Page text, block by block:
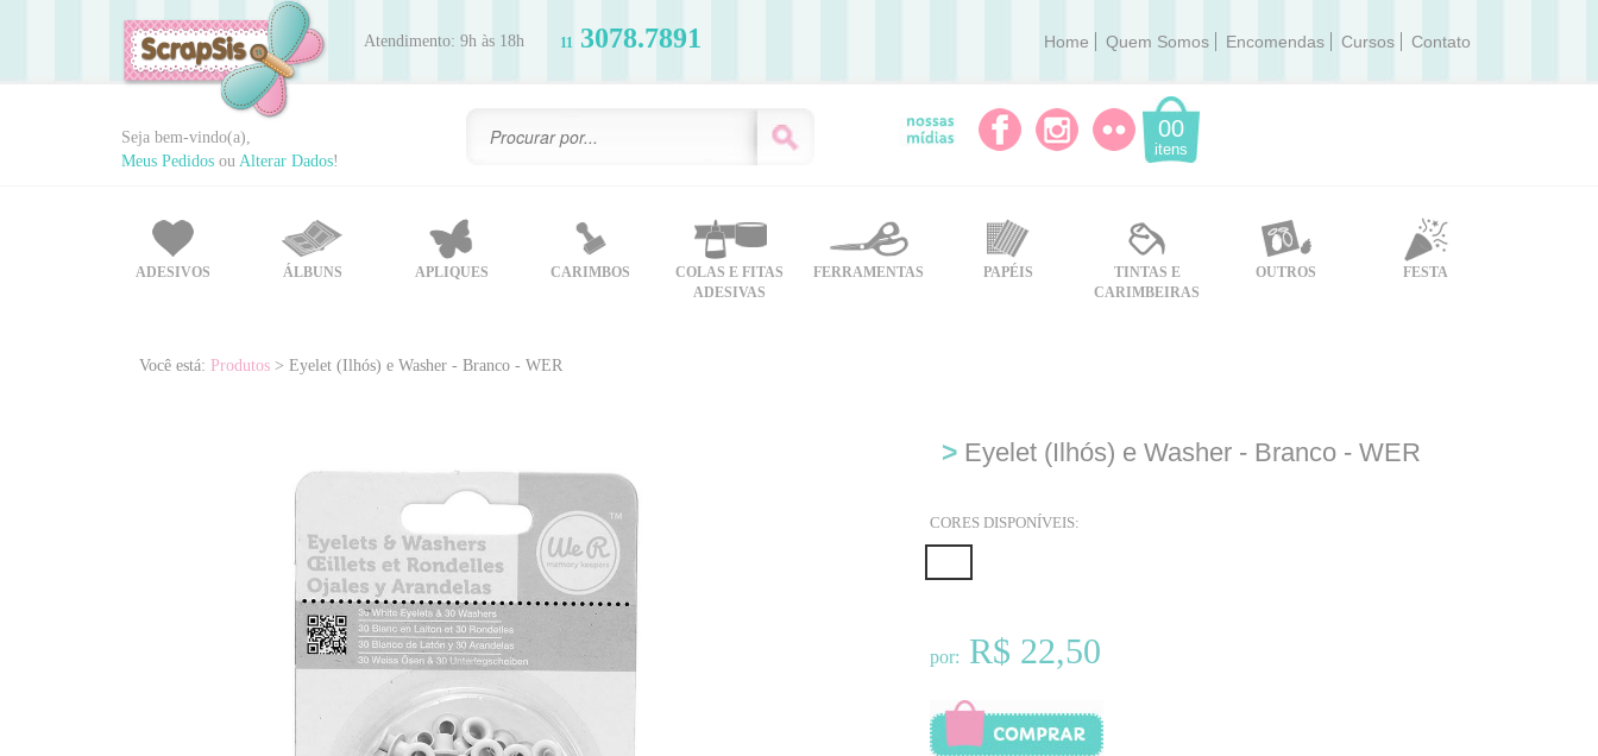
Atendimento: 9h às 18h 11 3078.7891 Home Quem Somos Encomendas Cursos Contato
Seja bem-vindo(a),
Meus Pedidos ou Alterar Dados!
00
itens
ADESIVOS ÁLBUNS APLIQUES CARIMBOS
COLAS E FITAS
ADESIVAS
FERRAMENTAS PAPÉIS
TINTAS E
CARIMBEIRAS
OUTROS FESTA
Você está: Produtos > Eyelet (Ilhós) e Washer - Branco - WER
> Eyelet (Ilhós) e Washer - Branco - WER
CORES DISPONÍVEIS:
por: R$ 22,50